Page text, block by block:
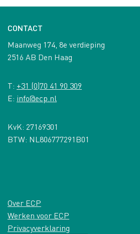
CONTACT
Maanweg 174, 8e verdieping
2516 AB Den Haag
T: +31 (0)70 41 90 309
E: info@ecp.nl
KvK: 27169301
BTW: NL806777291B01
Over ECP
Werken voor ECP
Privacyverklaring